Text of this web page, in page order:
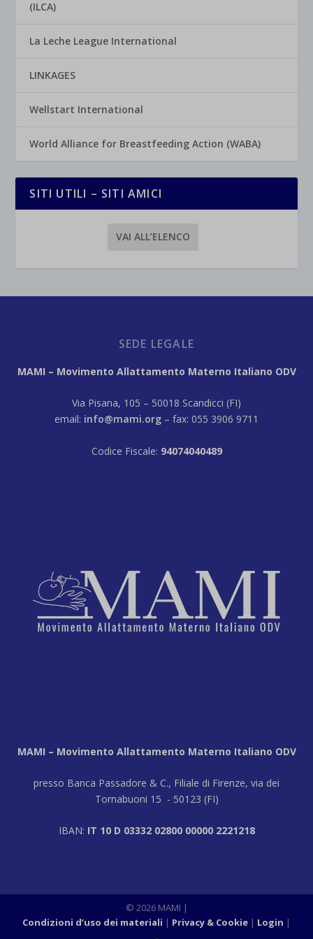
(ILCA)
La Leche League International
LINKAGES
Wellstart International
World Alliance for Breastfeeding Action (WABA)
SITI UTILI – SITI AMICI
VAI ALL’ELENCO
SEDE LEGALE
MAMI – Movimento Allattamento Materno Italiano ODV
Via Pisana, 105 – 50018 Scandicci (FI)
email: info@mami.org – fax: 055 3906 9711
Codice Fiscale: 94074040489
MAMI – Movimento Allattamento Materno Italiano ODV
presso Banca Passadore & C., Filiale di Firenze, via dei
Tornabuoni 15 - 50123 (FI)
IBAN: IT 10 D 03332 02800 00000 2221218
© 2026 MAMI |
Condizioni d’uso dei materiali
Privacy & Cookie Login |